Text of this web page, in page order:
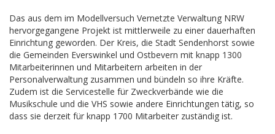
Das aus dem im Modellversuch Vernetzte Verwaltung NRW
hervorgegangene Projekt ist mittlerweile zu einer dauerhaften
Einrichtung geworden. Der Kreis, die Stadt Sendenhorst sowie
die Gemeinden Everswinkel und Ostbevern mit knapp 1300
Mitarbeiterinnen und Mitarbeitern arbeiten in der
Personalverwaltung zusammen und bündeln so ihre Kräfte.
Zudem ist die Servicestelle für Zweckverbände wie die
Musikschule und die VHS sowie andere Einrichtungen tätig, so
dass sie derzeit für knapp 1700 Mitarbeiter zuständig ist.